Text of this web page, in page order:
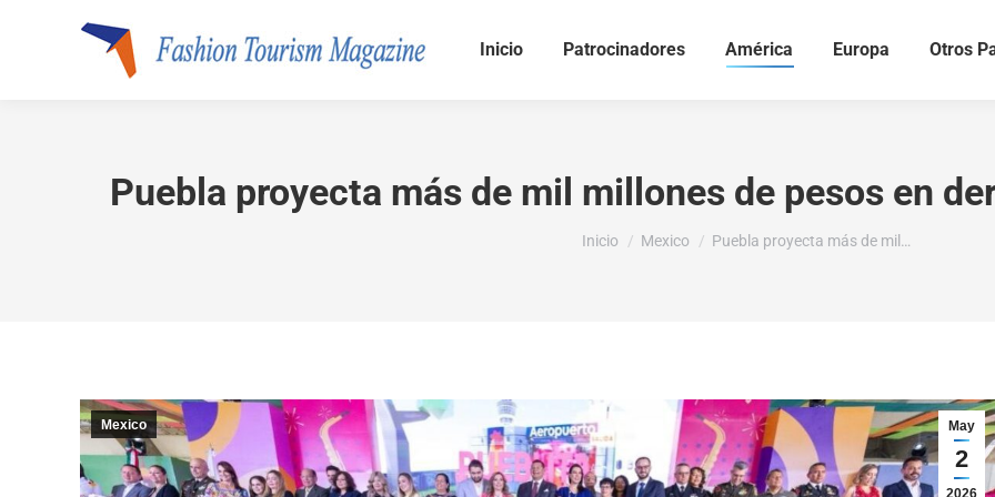
Inicio Patrocinadores América Europa Otros
Puebla proyecta más de mil millones de pesos en
Estás aquí:
Inicio Mexico Puebla proyecta más de mil…
May
2
2026
Mexico